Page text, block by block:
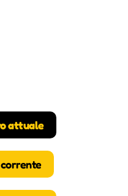
attuale